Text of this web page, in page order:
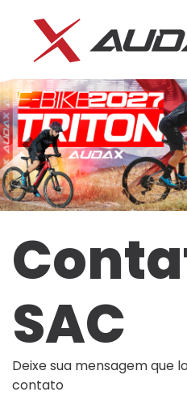
Previous
SAC
Deixe sua mensagem que
contato